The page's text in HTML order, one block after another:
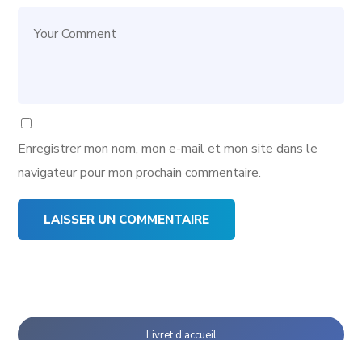
Enregistrer mon nom, mon e-mail et mon site dans le
navigateur pour mon prochain commentaire.
Livret d'accueil